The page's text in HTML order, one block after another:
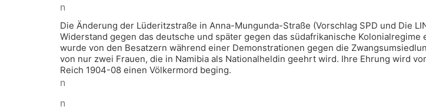
n
Die Änderung der Lüderitzstraße in Anna-Mungunda-Straße (Vorschlag SPD und Die
Widerstand gegen das deutsche und später gegen das südafrikanische
wurde von den Besatzern während einer Demonstrationen gegen die
von nur zwei Frauen, die in Namibia als Nationalheldin geehrt wird. Ihre Ehrung wird
Reich 1904-08 einen Völkermord beging.
n
n